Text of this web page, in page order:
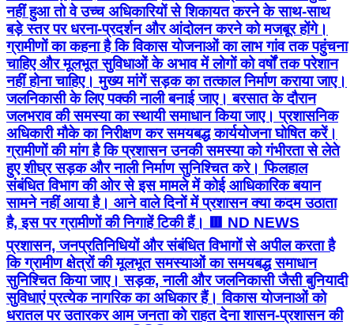
नहीं हुआ तो वे उच्च अधिकारियों से शिकायत करने के साथ-साथ
बड़े स्तर पर धरना-प्रदर्शन और आंदोलन करने को मजबूर होंगे।
ग्रामीणों का कहना है कि विकास योजनाओं का लाभ गांव तक पहुंचना
चाहिए और मूलभूत सुविधाओं के अभाव में लोगों को वर्षों तक परेशान
नहीं होना चाहिए। मुख्य मांगें सड़क का तत्काल निर्माण कराया जाए।
जलनिकासी के लिए पक्की नाली बनाई जाए। बरसात के दौरान
जलभराव की समस्या का स्थायी समाधान किया जाए। प्रशासनिक
अधिकारी मौके का निरीक्षण कर समयबद्ध कार्ययोजना घोषित करें।
ग्रामीणों की मांग है कि प्रशासन उनकी समस्या को गंभीरता से लेते
हुए शीघ्र सड़क और नाली निर्माण सुनिश्चित करे। फिलहाल
संबंधित विभाग की ओर से इस मामले में कोई आधिकारिक बयान
सामने नहीं आया है। आने वाले दिनों में प्रशासन क्या कदम उठाता
है, इस पर ग्रामीणों की निगाहें टिकी हैं। 🟥 ND NEWS
प्रशासन, जनप्रतिनिधियों और संबंधित विभागों से अपील करता है
कि ग्रामीण क्षेत्रों की मूलभूत समस्याओं का समयबद्ध समाधान
सुनिश्चित किया जाए। सड़क, नाली और जलनिकासी जैसी बुनियादी
सुविधाएं प्रत्येक नागरिक का अधिकार हैं। विकास योजनाओं को
धरातल पर उतारकर आम जनता को राहत देना शासन-प्रशासन की